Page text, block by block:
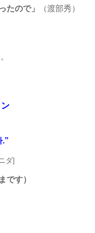
たので」
（渡部秀）
.”
ダ]
です）